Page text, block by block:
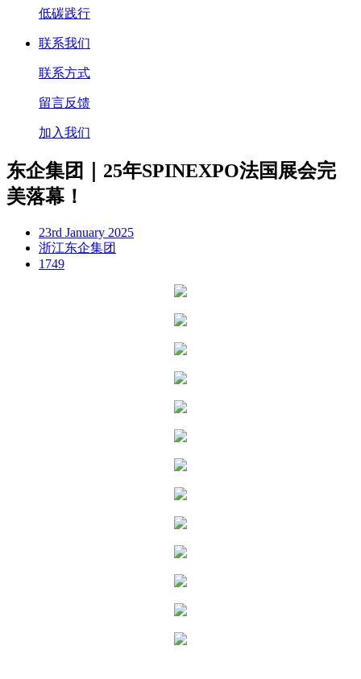
低碳践行
联系我们
联系方式
留言反馈
加入我们
东企集团｜25年SPINEXPO法国展会完
美落幕！
23rd January 2025
浙江东企集团
1749